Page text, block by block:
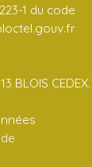
1 du code
BLOIS CEDEX.